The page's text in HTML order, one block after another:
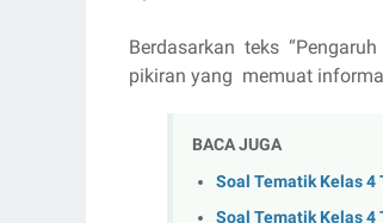
Berdasarkan teks
pikiran yang memuat
BACA JUGA
Soal Tematik Kelas 4
Soal Tematik Kelas 4